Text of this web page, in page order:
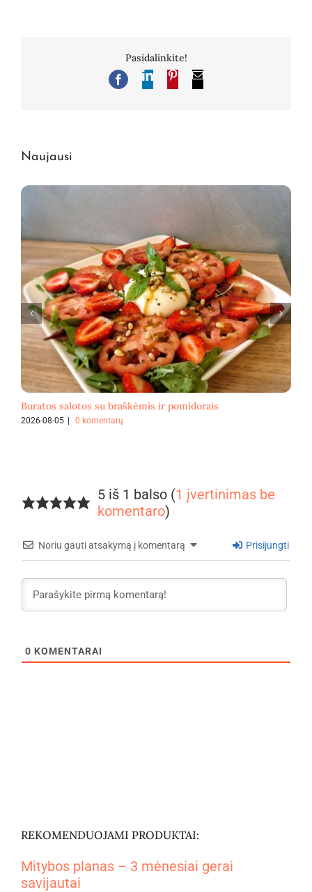
Pasidalinkite!
FacebookLinkedInPinterest
El.
Naujausi
Buratos salotos su braškėmis ir pomidorais
2026-08-05 0 komentarų
5 iš 1 balso (1 įvertinimas be
komentaro)
Noriu gauti atsakymą į komentarą Prisijungti
0 KOMENTARAI
REKOMENDUOJAMI PRODUKTAI:
Mitybos planas – 3 mėnesiai gerai
savijautai